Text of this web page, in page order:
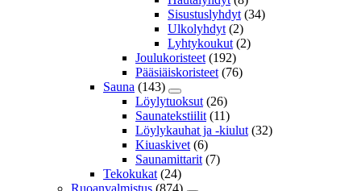
Sisustuslyhdyt (34)
Ulkolyhdyt (2)
Lyhtykoukut (2)
Joulukoristeet (192)
Pääsiäiskoristeet (76)
Sauna (143)
Löylytuoksut (26)
Saunatekstiilit (11)
Löylykauhat ja -kiulut (32)
Kiuaskivet (6)
Saunamittarit (7)
Tekokukat (24)